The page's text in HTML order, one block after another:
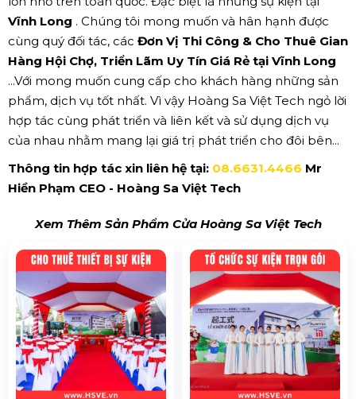
Vĩnh Long . Chúng tôi mong muốn và hân hạnh được
cùng quý đối tác, các Đơn Vị Thi Công & Cho Thuê Gian
Hàng Hội Chợ, Triển Lãm Uy Tín Giá Rẻ tại Vĩnh Long
...Với mong muốn cung cấp cho khách hàng những sản
phẩm, dịch vụ tốt nhất. Vì vậy Hoàng Sa Việt Tech ngỏ lời
hợp tác cùng phát triển và liên kết và sử dụng dịch vụ
của nhau nhằm mang lại giá trị phát triển cho đôi bên...
Thông tin hợp tác xin liên hệ tại: 08.6631.4466 Mr
Hiền Phạm CEO - Hoàng Sa Việt Tech
Xem Thêm Sản Phẩm Cửa Hoàng Sa Việt Tech